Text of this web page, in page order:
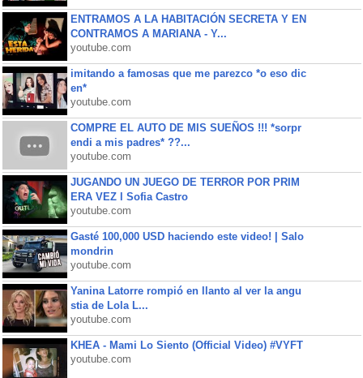
ENTRAMOS A LA HABITACIÓN SECRETA Y EN
CONTRAMOS A MARIANA - Y...
youtube.com
imitando a famosas que me parezco *o eso dic
en*
youtube.com
COMPRE EL AUTO DE MIS SUEÑOS !!! *sorpr
endi a mis padres* ??...
youtube.com
JUGANDO UN JUEGO DE TERROR POR PRIM
ERA VEZ l Sofia Castro
youtube.com
Gasté 100,000 USD haciendo este video! | Salo
mondrin
youtube.com
Yanina Latorre rompió en llanto al ver la angu
stia de Lola L...
youtube.com
KHEA - Mami Lo Siento (Official Video) #VYFT
youtube.com